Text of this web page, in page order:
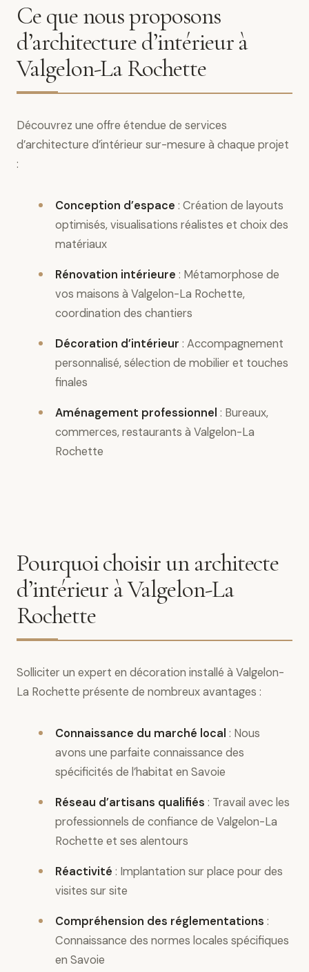
Ce que nous proposons
d’architecture d’intérieur à
Valgelon-La Rochette
Découvrez une offre étendue de services
d’architecture d’intérieur sur-mesure à chaque projet
:
Conception d’espace : Création de layouts
optimisés, visualisations réalistes et choix des
matériaux
Rénovation intérieure : Métamorphose de
vos maisons à Valgelon-La Rochette,
coordination des chantiers
Décoration d’intérieur : Accompagnement
personnalisé, sélection de mobilier et touches
finales
Aménagement professionnel : Bureaux,
commerces, restaurants à Valgelon-La
Rochette
Pourquoi choisir un architecte
d’intérieur à Valgelon-La
Rochette
Solliciter un expert en décoration installé à Valgelon-
La Rochette présente de nombreux avantages :
Connaissance du marché local : Nous
avons une parfaite connaissance des
spécificités de l’habitat en Savoie
Réseau d’artisans qualifiés : Travail avec les
professionnels de confiance de Valgelon-La
Rochette et ses alentours
Réactivité : Implantation sur place pour des
visites sur site
Compréhension des réglementations :
Connaissance des normes locales spécifiques
en Savoie